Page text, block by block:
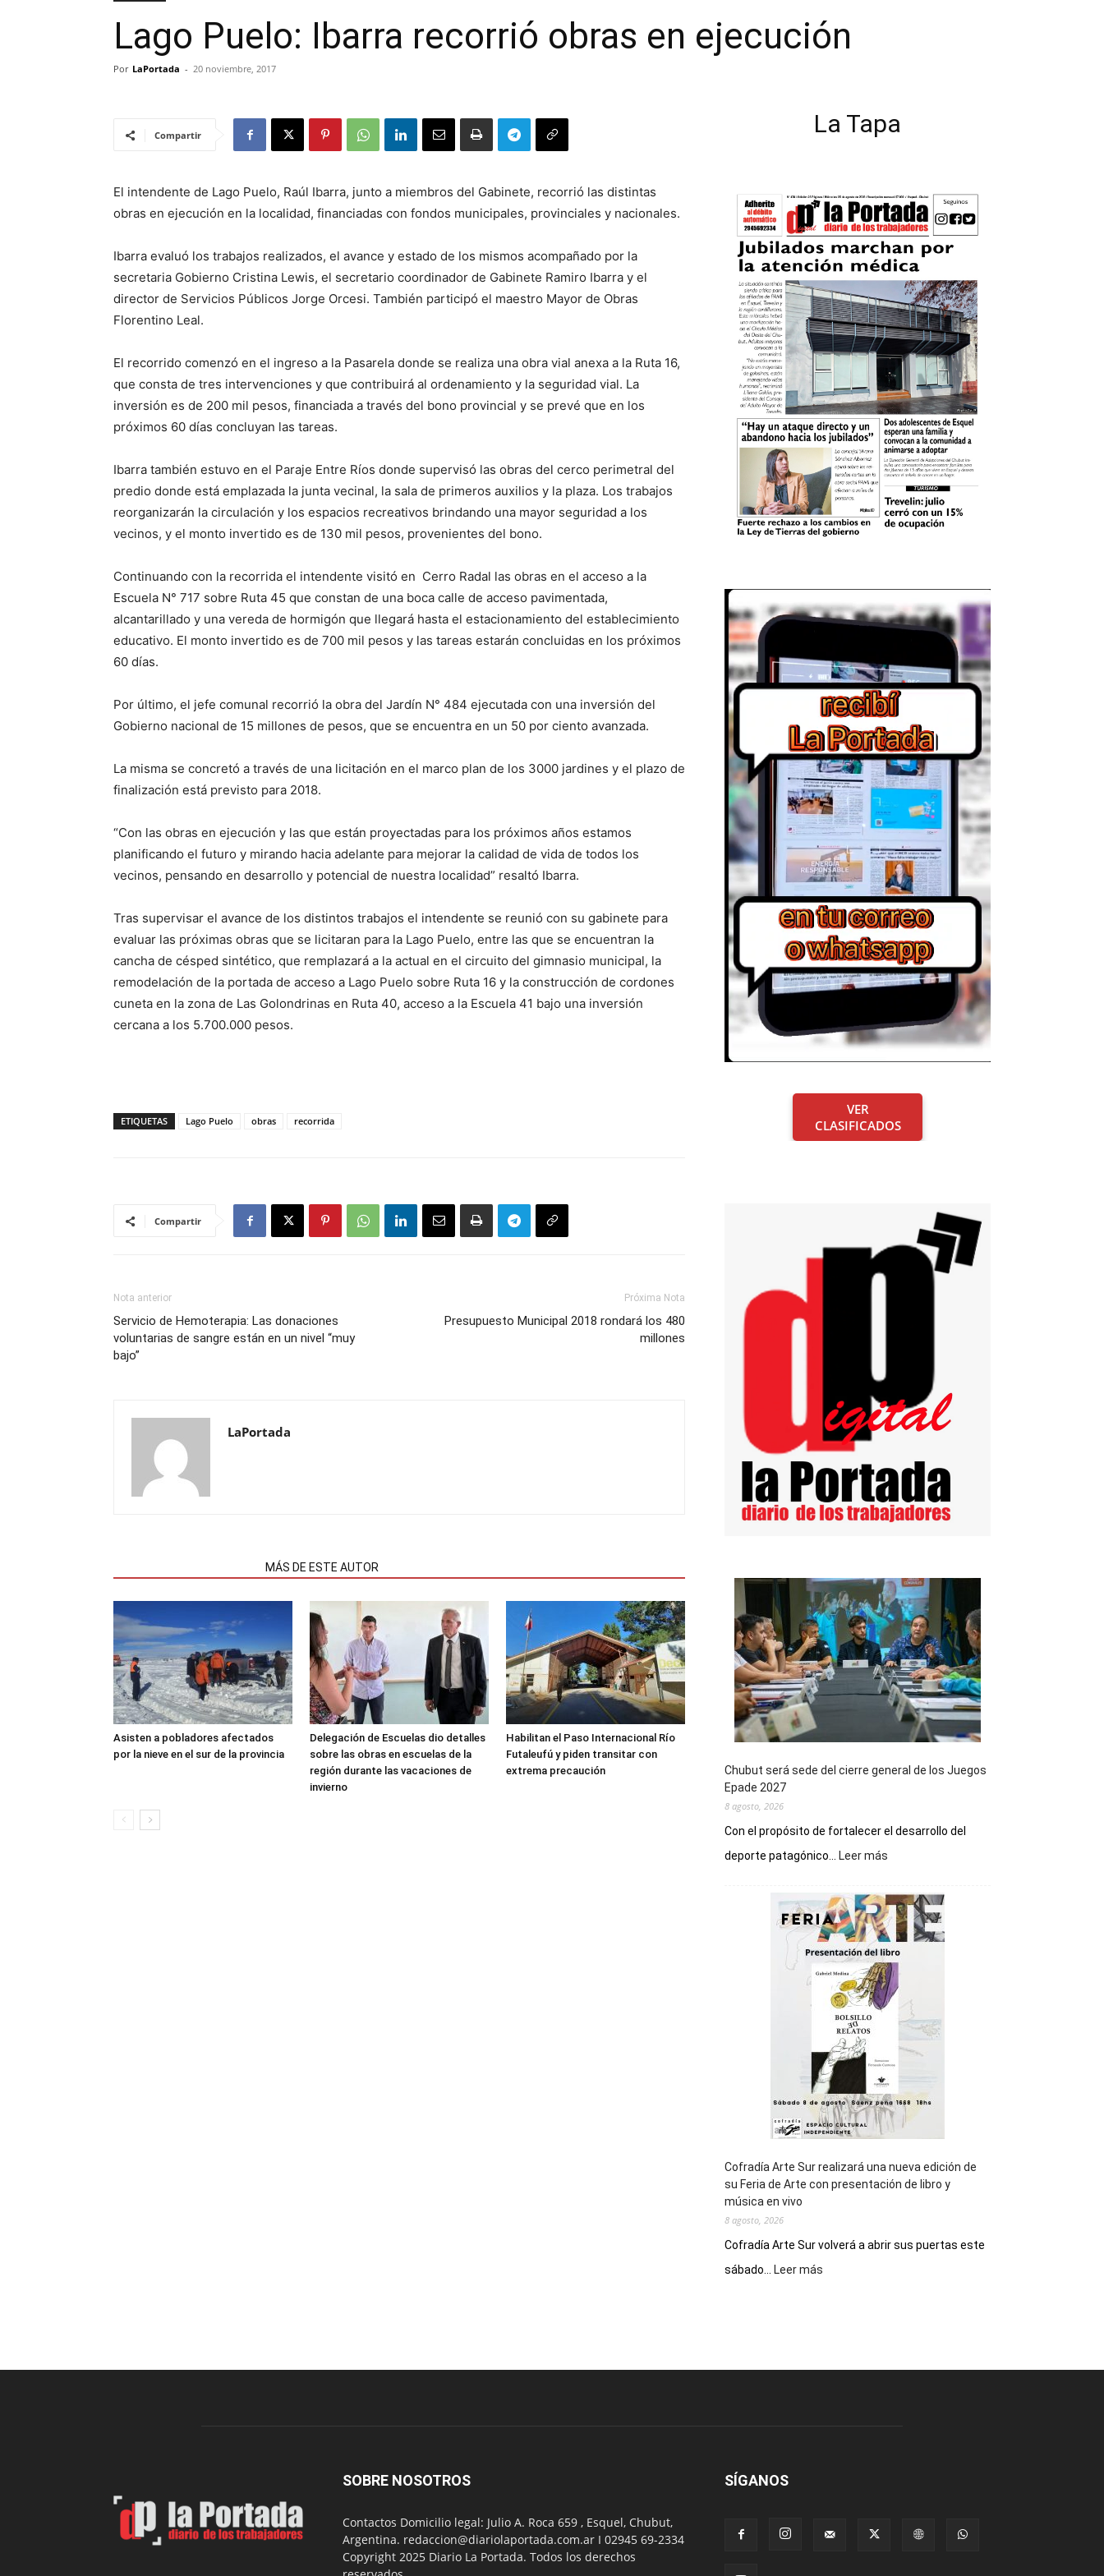
Lago Puelo: Ibarra recorrió obras en ejecución
Por LaPortada - 20 noviembre, 2017
Compartir
El intendente de Lago Puelo, Raúl Ibarra, junto a miembros del Gabinete, recorrió las distintas
obras en ejecución en la localidad, financiadas con fondos municipales, provinciales y nacionales.
Ibarra evaluó los trabajos realizados, el avance y estado de los mismos acompañado por la
secretaria Gobierno Cristina Lewis, el secretario coordinador de Gabinete Ramiro Ibarra y el
director de Servicios Públicos Jorge Orcesi. También participó el maestro Mayor de Obras
Florentino Leal.
El recorrido comenzó en el ingreso a la Pasarela donde se realiza una obra vial anexa a la Ruta 16,
que consta de tres intervenciones y que contribuirá al ordenamiento y la seguridad vial. La
inversión es de 200 mil pesos, financiada a través del bono provincial y se prevé que en los
próximos 60 días concluyan las tareas.
Ibarra también estuvo en el Paraje Entre Ríos donde supervisó las obras del cerco perimetral del
predio donde está emplazada la junta vecinal, la sala de primeros auxilios y la plaza. Los trabajos
reorganizarán la circulación y los espacios recreativos brindando una mayor seguridad a los
vecinos, y el monto invertido es de 130 mil pesos, provenientes del bono.
Continuando con la recorrida el intendente visitó en Cerro Radal las obras en el acceso a la
Escuela N° 717 sobre Ruta 45 que constan de una boca calle de acceso pavimentada,
alcantarillado y una vereda de hormigón que llegará hasta el estacionamiento del establecimiento
educativo. El monto invertido es de 700 mil pesos y las tareas estarán concluidas en los próximos
60 días.
Por último, el jefe comunal recorrió la obra del Jardín N° 484 ejecutada con una inversión del
Gobierno nacional de 15 millones de pesos, que se encuentra en un 50 por ciento avanzada.
La misma se concretó a través de una licitación en el marco plan de los 3000 jardines y el plazo de
finalización está previsto para 2018.
“Con las obras en ejecución y las que están proyectadas para los próximos años estamos
planificando el futuro y mirando hacia adelante para mejorar la calidad de vida de todos los
vecinos, pensando en desarrollo y potencial de nuestra localidad” resaltó Ibarra.
Tras supervisar el avance de los distintos trabajos el intendente se reunió con su gabinete para
evaluar las próximas obras que se licitaran para la Lago Puelo, entre las que se encuentran la
cancha de césped sintético, que remplazará a la actual en el circuito del gimnasio municipal, la
remodelación de la portada de acceso a Lago Puelo sobre Ruta 16 y la construcción de cordones
cuneta en la zona de Las Golondrinas en Ruta 40, acceso a la Escuela 41 bajo una inversión
cercana a los 5.700.000 pesos.
ETIQUETAS Lago Puelo obras recorrida
Compartir
Nota anterior
Servicio de Hemoterapia: Las donaciones
voluntarias de sangre están en un nivel “muy
bajo”
Próxima Nota
Presupuesto Municipal 2018 rondará los 480
millones
LaPortada
MÁS DE ESTE AUTOR
Asisten a pobladores afectados
por la nieve en el sur de la provincia
Delegación de Escuelas dio detalles
sobre las obras en escuelas de la
región durante las vacaciones de
invierno
Habilitan el Paso Internacional Río
Futaleufú y piden transitar con
extrema precaución
La Tapa
VER
CLASIFICADOS
Chubut será sede del cierre general de los Juegos
Epade 2027
8 agosto, 2026
Con el propósito de fortalecer el desarrollo del
deporte patagónico...
Leer más
sede
del
cierre
general
de
los
Juegos
Epade
2027
Cofradía Arte Sur realizará una nueva edición de
su Feria de Arte con presentación de libro y
música en vivo
8 agosto, 2026
Cofradía Arte Sur volverá a abrir sus puertas este
sábado...
Leer más
nueva
SOBRE NOSOTROS
Contactos Domicilio legal: Julio A. Roca 659 , Esquel, Chubut,
Argentina. redaccion@diariolaportada.com.ar I 02945 69-2334
Copyright 2025 Diario La Portada. Todos los derechos
SÍGANOS